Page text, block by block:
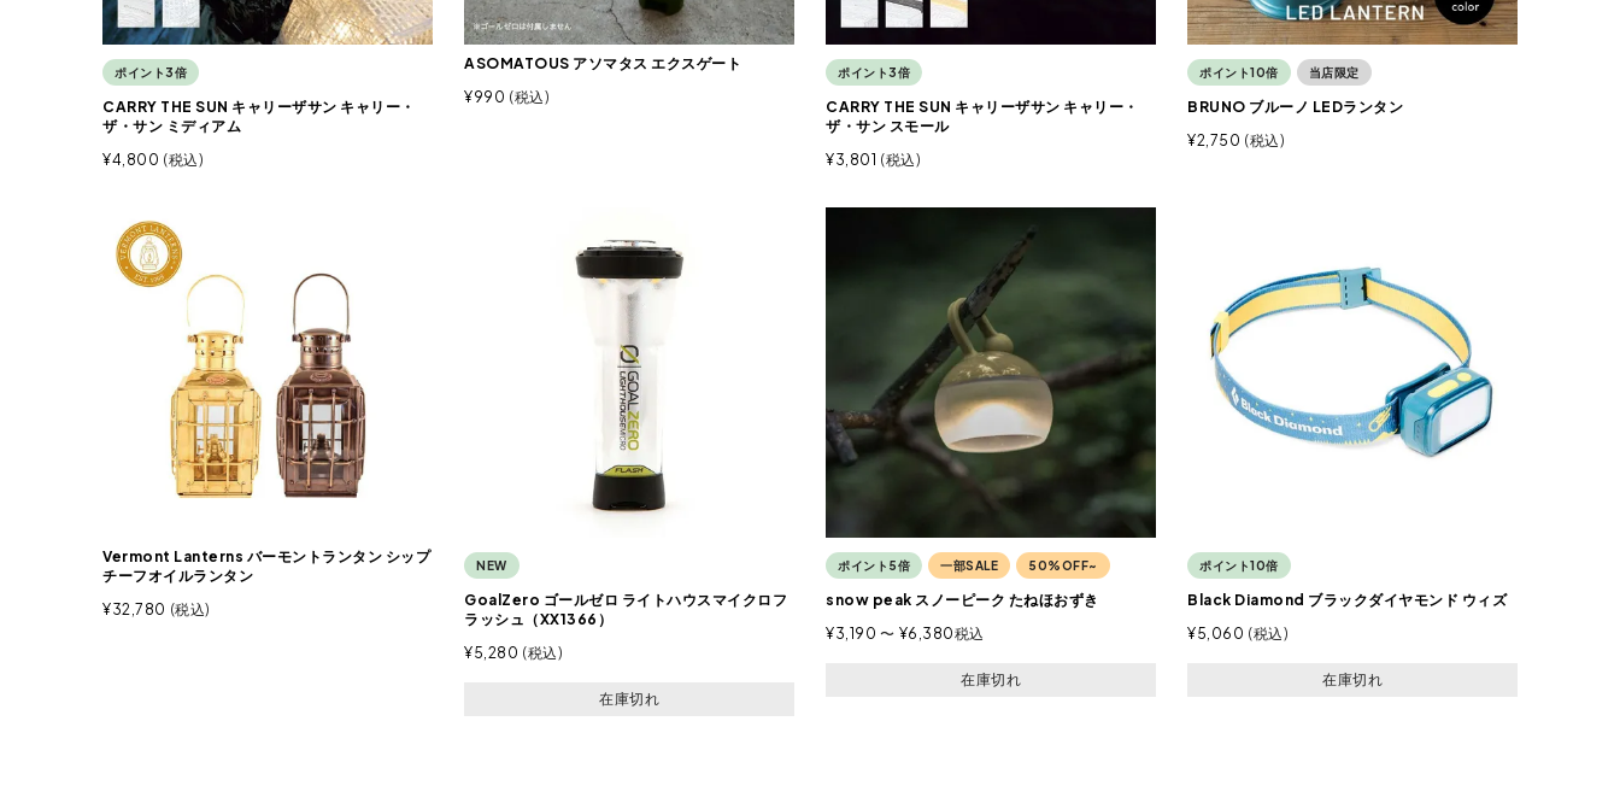
ポイント3倍
CARRY THE SUN キャリーザサン キャリー・
ザ・サン ミディアム
¥4,800 税込
ASOMATOUS アソマタス エクスゲート
¥990 税込
ポイント3倍
CARRY THE SUN キャリーザサン キャリー・
ザ・サン スモール
¥3,801 税込
ポイント10倍 当店限定
BRUNO ブルーノ LEDランタン
¥2,750 税込
Vermont Lanterns バーモントランタン シップ
チーフオイルランタン
¥32,780 税込
NEW
GoalZero ゴールゼロ ライトハウスマイクロフ
ラッシュ（XX1366）
¥5,280 税込
在庫切れ
ポイント5倍 一部SALE 50%OFF~
snow peak スノーピーク たねほおずき
¥3,190 〜 ¥6,380税込
在庫切れ
ポイント10倍
Black Diamond ブラックダイヤモンド ウィズ
¥5,060 税込
在庫切れ